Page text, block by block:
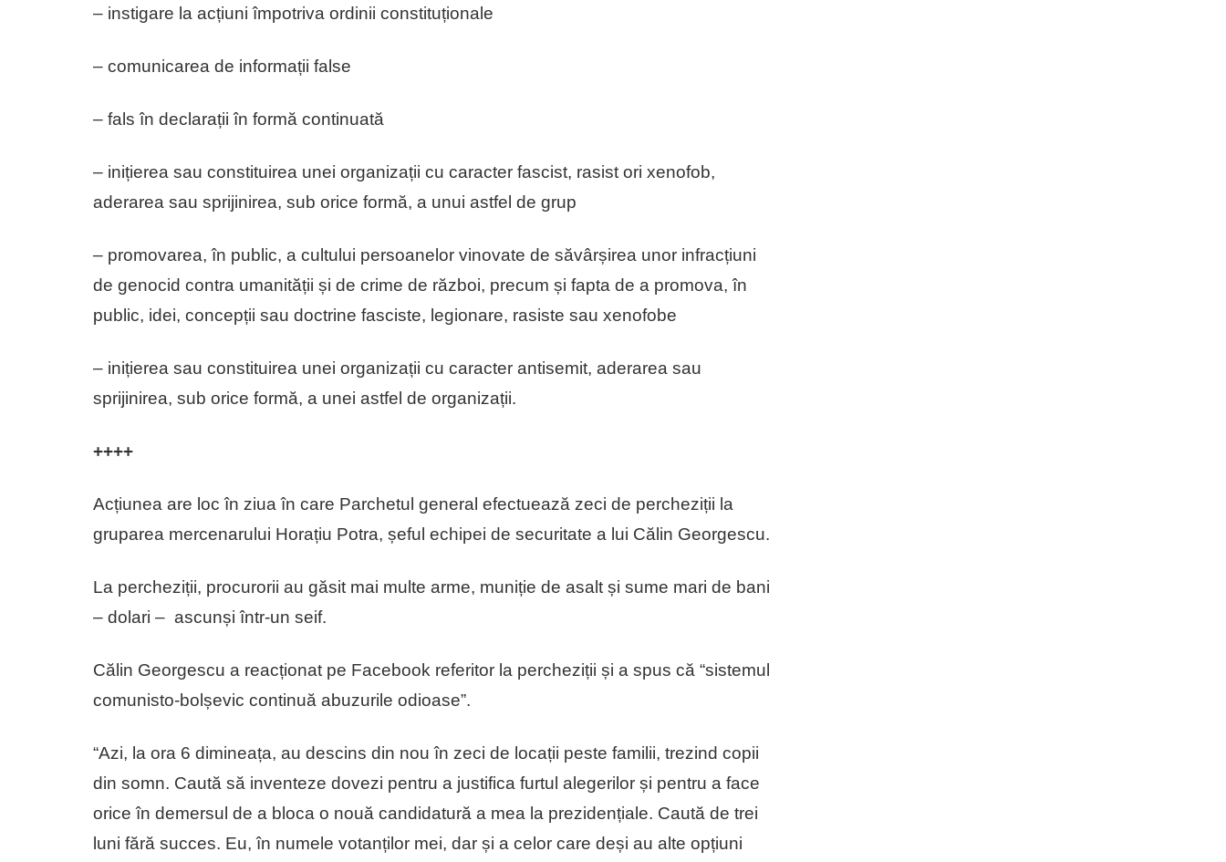
– instigare la acțiuni împotriva ordinii constituționale
– comunicarea de informații false
– fals în declarații în formă continuată
– inițierea sau constituirea unei organizații cu caracter fascist, rasist ori xenofob,
aderarea sau sprijinirea, sub orice formă, a unui astfel de grup
– promovarea, în public, a cultului persoanelor vinovate de săvârșirea unor infracțiuni
de genocid contra umanității și de crime de război, precum și fapta de a promova, în
public, idei, concepții sau doctrine fasciste, legionare, rasiste sau xenofobe
– inițierea sau constituirea unei organizații cu caracter antisemit, aderarea sau
sprijinirea, sub orice formă, a unei astfel de organizații.
++++
Acțiunea are loc în ziua în care Parchetul general efectuează zeci de percheziții la
gruparea mercenarului Horațiu Potra, șeful echipei de securitate a lui Călin Georgescu.
La percheziții, procurorii au găsit mai multe arme, muniție de asalt și sume mari de bani
– dolari – ascunși într-un seif.
Călin Georgescu a reacționat pe Facebook referitor la percheziții și a spus că “sistemul
comunisto-bolșevic continuă abuzurile odioase”.
“Azi, la ora 6 dimineața, au descins din nou în zeci de locații peste familii, trezind copii
din somn. Caută să inventeze dovezi pentru a justifica furtul alegerilor și pentru a face
orice în demersul de a bloca o nouă candidatură a mea la prezidențiale. Caută de trei
luni fără succes. Eu, în numele votanților mei, dar și a celor care deși au alte opțiuni